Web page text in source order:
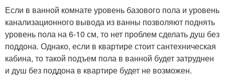
Если в ванной комнате уровень базового пола и уровень
канализационного вывода из ванны позволяют поднять
уровень пола на 6-10 см, то нет проблем сделать душ без
поддона. Однако, если в квартире стоит сантехническая
кабина, то такой подъем пола в ванной будет затруднен
и душ без поддона в квартире будет не возможен.